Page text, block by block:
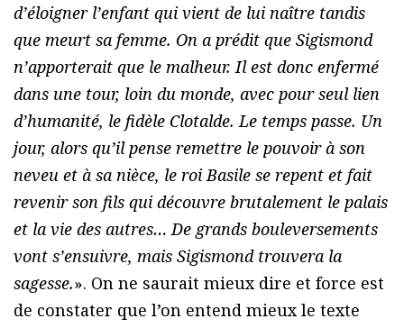
d’éloigner l’enfant qui vient de lui naître tandis
que meurt sa femme. On a prédit que Sigismond
n’apporterait que le malheur. Il est donc enfermé
dans une tour, loin du monde, avec pour seul lien
d’humanité, le fidèle Clotalde. Le temps passe. Un
jour, alors qu’il pense remettre le pouvoir à son
neveu et à sa nièce, le roi Basile se repent et fait
revenir son fils qui découvre brutalement le palais
et la vie des autres… De grands bouleversements
vont s’ensuivre, mais Sigismond trouvera la
sagesse.». On ne saurait mieux dire et force est
de constater que l’on entend mieux le texte